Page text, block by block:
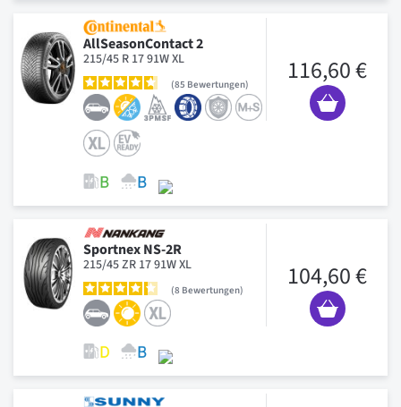
AllSeasonContact 2
215/45 R 17 91W XL
85 Bewertungen 116,60 €
Sportnex NS-2R
215/45 ZR 17 91W XL
8 Bewertungen 104,60 €